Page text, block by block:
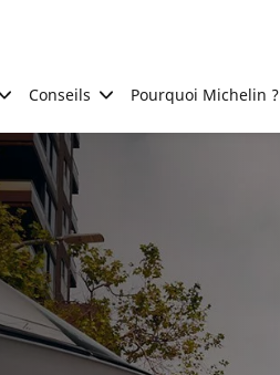
Conseils Pourquoi Michelin ?